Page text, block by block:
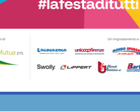
(Atl. Cinquippe)